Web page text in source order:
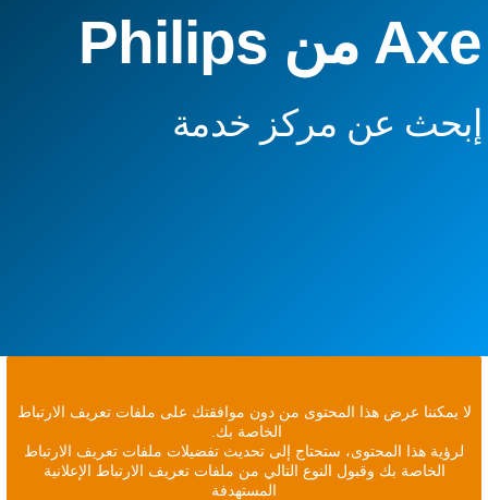
Axe من Philips
إبحث عن مركز خدمة
لا يمكننا عرض هذا المحتوى من دون موافقتك على ملفات تعريف الارتباط
الخاصة بك.
لرؤية هذا المحتوى، ستحتاج إلى تحديث تفضيلات ملفات تعريف الارتباط
الخاصة بك وقبول النوع التالي من ملفات تعريف الارتباط الإعلانية
المستهدفة